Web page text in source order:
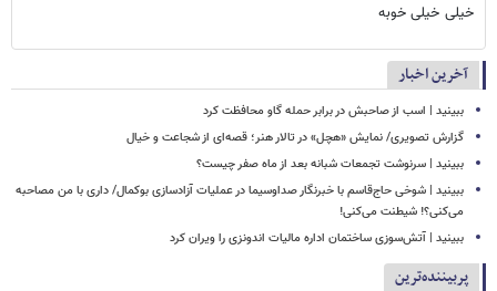
خیلی خیلی خوبه
آخرین اخبار
ببینید | اسب از صاحبش در برابر حمله گاو محافظت کرد
گزارش تصویری/ نمایش «هچل» در تالار هنر؛ قصه‌ای از شجاعت و خیال
ببینید | سرنوشت تجمعات شبانه بعد از ماه صفر چیست؟
ببینید | شوخی حاج‌قاسم با خبرنگار صداوسیما در عملیات آزادسازی بوکمال/ داری با من مصاحبه‌
می‌کنی؟! شیطنت می‌کنی!
ببینید | آتش‌سوزی ساختمان اداره مالیات اندونزی را ویران کرد
پربیننده‌ترین